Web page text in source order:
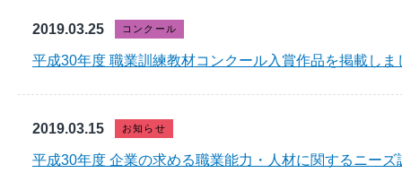
2019.03.25 コンクール
平成30年度 職業訓練教材コンクール入賞作品を掲載しま
2019.03.15 お知らせ
平成30年度 企業の求める職業能力・人材に関するニー